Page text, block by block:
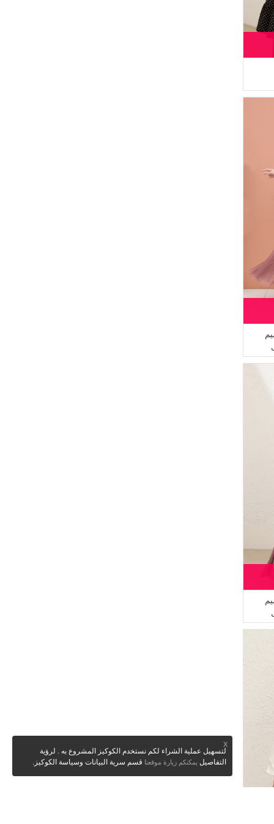
X
لتسهيل عملية الشراء لكم نستخدم الكوكيز المشروع به . لرؤية
التفاصيل يمكنكم زيارة موقعنا قسم سرية البيانات وسياسة الكوكيز.